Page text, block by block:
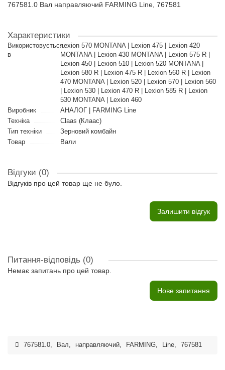
767581.0 Вал направляючий FARMING Line, 767581
Характеристики
Використовується
в
Lexion 570 MONTANA | Lexion 475 | Lexion 420
MONTANA | Lexion 430 MONTANA | Lexion 575 R |
Lexion 450 | Lexion 510 | Lexion 520 MONTANA |
Lexion 580 R | Lexion 475 R | Lexion 560 R | Lexion
470 MONTANA | Lexion 520 | Lexion 570 | Lexion 560
| Lexion 530 | Lexion 470 R | Lexion 585 R | Lexion
530 MONTANA | Lexion 460
Виробник
АНАЛОГ | FARMING Line
Техніка
Claas (Клаас)
Тип техніки
Зерновий комбайн
Товар
Вали
Відгуки (0)
Відгуків про цей товар ще не було.
Залишити відгук
Питання-відповідь (0)
Немає запитань про цей товар.
Нове запитання
767581.0, Вал, направляючий, FARMING, Line, 767581